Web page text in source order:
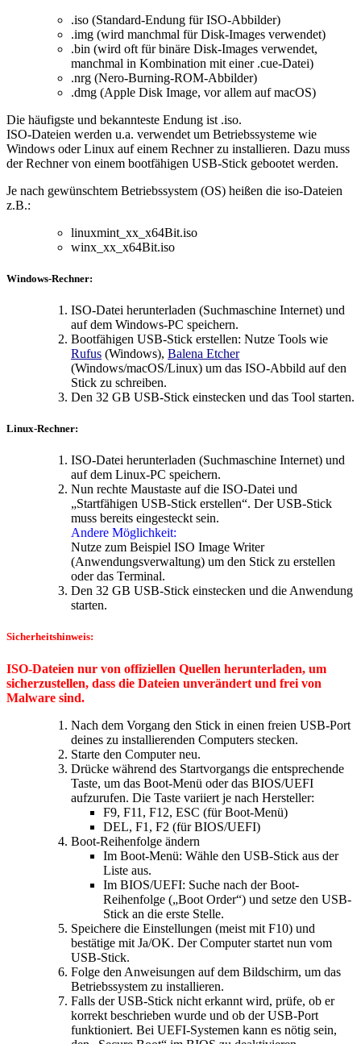
.iso (Standard-Endung für ISO-Abbilder)
.img (wird manchmal für Disk-Images verwendet)
.bin (wird oft für binäre Disk-Images verwendet,
manchmal in Kombination mit einer .cue-Datei)
.nrg (Nero-Burning-ROM-Abbilder)
.dmg (Apple Disk Image, vor allem auf macOS)
Die häufigste und bekannteste Endung ist .iso.
ISO-Dateien werden u.a. verwendet um Betriebssysteme wie
Windows oder Linux auf einem Rechner zu installieren. Dazu muss
der Rechner von einem bootfähigen USB-Stick gebootet werden.
Je nach gewünschtem Betriebssystem (OS) heißen die iso-Dateien
z.B.:
linuxmint_xx_x64Bit.iso
winx_xx_x64Bit.iso
Windows-Rechner:
ISO-Datei herunterladen (Suchmaschine Internet) und
auf dem Windows-PC speichern.
Bootfähigen USB-Stick erstellen: Nutze Tools wie
Rufus (Windows), Balena Etcher
(Windows/macOS/Linux) um das ISO-Abbild auf den
Stick zu schreiben.
Den 32 GB USB-Stick einstecken und das Tool starten.
Linux-Rechner:
ISO-Datei herunterladen (Suchmaschine Internet) und
auf dem Linux-PC speichern.
Nun rechte Maustaste auf die ISO-Datei und
„Startfähigen USB-Stick erstellen“. Der USB-Stick
muss bereits eingesteckt sein.
Andere Möglichkeit:
Nutze zum Beispiel ISO Image Writer
(Anwendungsverwaltung) um den Stick zu erstellen
oder das Terminal.
Den 32 GB USB-Stick einstecken und die Anwendung
starten.
Sicherheitshinweis:
ISO-Dateien nur von offiziellen Quellen herunterladen, um
sicherzustellen, dass die Dateien unverändert und frei von
Malware sind.
Nach dem Vorgang den Stick in einen freien USB-Port
deines zu installierenden Computers stecken.
Starte den Computer neu.
Drücke während des Startvorgangs die entsprechende
Taste, um das Boot-Menü oder das BIOS/UEFI
aufzurufen. Die Taste variiert je nach Hersteller:
F9, F11, F12, ESC (für Boot-Menü)
DEL, F1, F2 (für BIOS/UEFI)
Boot-Reihenfolge ändern
Im Boot-Menü: Wähle den USB-Stick aus der
Liste aus.
Im BIOS/UEFI: Suche nach der Boot-
Reihenfolge („Boot Order“) und setze den USB-
Stick an die erste Stelle.
Speichere die Einstellungen (meist mit F10) und
bestätige mit Ja/OK. Der Computer startet nun vom
USB-Stick.
Folge den Anweisungen auf dem Bildschirm, um das
Betriebssystem zu installieren.
Falls der USB-Stick nicht erkannt wird, prüfe, ob er
korrekt beschrieben wurde und ob der USB-Port
funktioniert. Bei UEFI-Systemen kann es nötig sein,